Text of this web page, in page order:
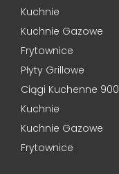
Kuchnie
Kuchnie Gazowe
Frytownice
Płyty Grillowe
Ciągi Kuchenne 900
Kuchnie
Kuchnie Gazowe
Frytownice